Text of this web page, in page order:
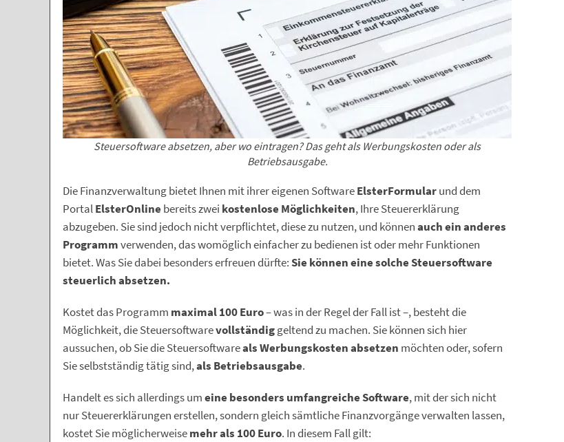
Steuersoftware absetzen, aber wo eintragen? Das geht als Werbungskosten oder als
Betriebsausgabe.
Die Finanzverwaltung bietet Ihnen mit ihrer eigenen SoftwareElsterFormularund dem
PortalElsterOnlinebereits zwei kostenlose Möglichkeiten, Ihre Steuererklärung
abzugeben. Sie sind jedoch nicht verpflichtet, diese zu nutzen, und könnenauch ein anderes
Programmverwenden, das womöglich einfacher zu bedienen ist oder mehr Funktionen
bietet. Was Sie dabei besonders erfreuen dürfte:Sie können eine solche Steuersoftware
steuerlich absetzen.
Kostet das Programm maximal 100 Euro– was in der Regel der Fall ist –, besteht die
Möglichkeit, die Steuersoftwarevollständiggeltend zu machen. Sie können sich hier
aussuchen, ob Sie die Steuersoftwareals Werbungskosten absetzen möchten oder, sofern
Sie selbstständig tätig sind,als Betriebsausgabe.
Handelt es sich allerdings umeine besonders umfangreiche Software, mit der sich nicht
nur Steuererklärungen erstellen, sondern gleich sämtliche Finanzvorgänge verwalten lassen,
kostet Sie möglicherweisemehr als 100 Euro. In diesem Fall gilt: